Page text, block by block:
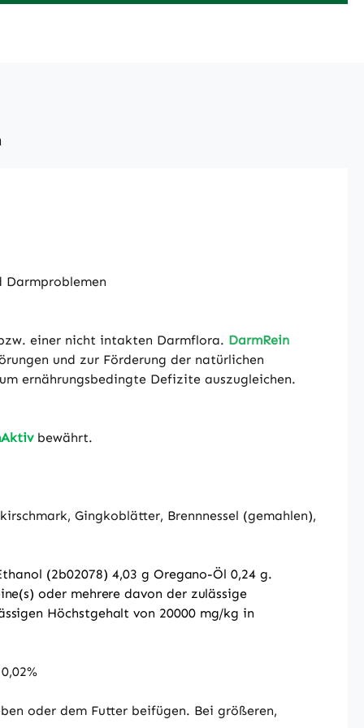
Darmproblemen
einer nicht intakten Darmflora. DarmRein
und zur Förderung der natürlichen
ernährungsbedingte Defizite auszugleichen.
bewährt.
Gingkoblätter, Brennnessel (gemahlen),
(2b02078) 4,03 g Oregano-Öl 0,24 g.
oder mehrere davon der zulässige
Höchstgehalt von 20000 mg/kg in
oder dem Futter beifügen. Bei größeren,